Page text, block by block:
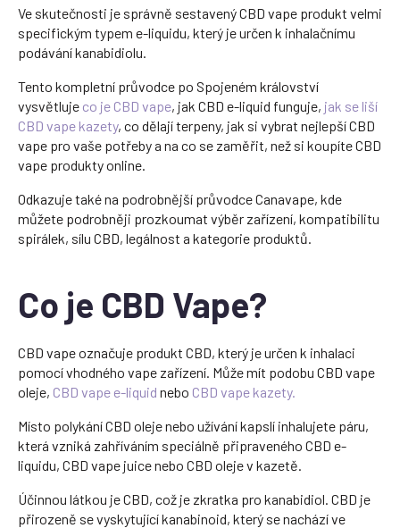
Ve skutečnosti je správně sestavený CBD vape produkt velmi
specifickým typem e-liquidu, který je určen k inhalačnímu
podávání kanabidiolu.
Tento kompletní průvodce po Spojeném království
vysvětluje co je CBD vape, jak CBD e-liquid funguje, jak se liší
CBD vape kazety, co dělají terpeny, jak si vybrat nejlepší CBD
vape pro vaše potřeby a na co se zaměřit, než si koupíte CBD
vape produkty online.
Odkazuje také na podrobnější průvodce Canavape, kde
můžete podrobněji prozkoumat výběr zařízení, kompatibilitu
spirálek, sílu CBD, legálnost a kategorie produktů.
Co je CBD Vape?
CBD vape označuje produkt CBD, který je určen k inhalaci
pomocí vhodného vape zařízení. Může mít podobu CBD vape
oleje, CBD vape e-liquid nebo CBD vape kazety.
Místo polykání CBD oleje nebo užívání kapslí inhalujete páru,
která vzniká zahříváním speciálně připraveného CBD e-
liquidu, CBD vape juice nebo CBD oleje v kazetě.
Účinnou látkou je CBD, což je zkratka pro kanabidiol. CBD je
přirozeně se vyskytující kanabinoid, který se nachází ve